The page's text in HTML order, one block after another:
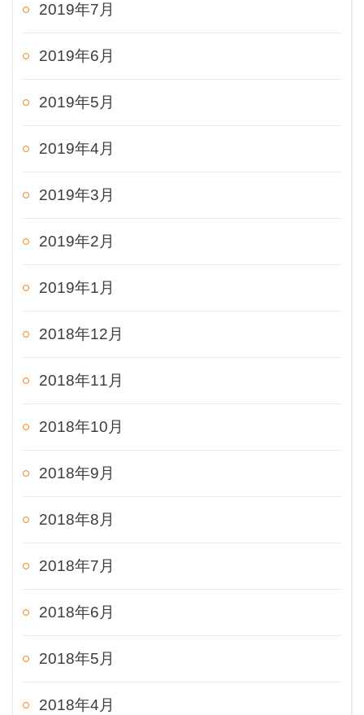
2019年7月
2019年6月
2019年5月
2019年4月
2019年3月
2019年2月
2019年1月
2018年12月
2018年11月
2018年10月
2018年9月
2018年8月
2018年7月
2018年6月
2018年5月
2018年4月